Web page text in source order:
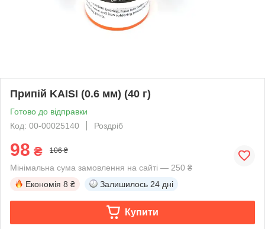
Припій KAISI (0.6 мм) (40 г)
Готово до відправки
Код: 00-00025140
Роздріб
98 ₴ 106 ₴
Мінімальна сума замовлення на сайті — 250 ₴
Економія 8 ₴ Залишилось 24 дні
Купити